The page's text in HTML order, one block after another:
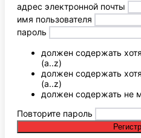
адрес электронной почты
имя пользователя
пароль
должен содержать
(a..z)
должен содержать
(a..z)
должен содержать не
Повторите пароль